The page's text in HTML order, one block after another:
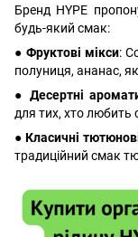
Бренд HYPE
будь-який смак:
● Фруктові мікси:
полуниця, ананас,
● Десертні
для тих, хто любить
● Класичні
традиційний смак